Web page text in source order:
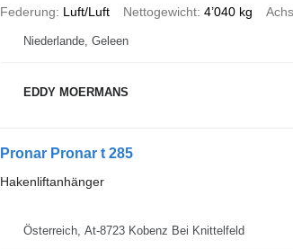
Federung
Luft/Luft Nettogewicht 4’040 kg
Niederlande, Geleen
EDDY MOERMANS
Pronar Pronar t 285
Hakenliftanhänger
Österreich, At-8723 Kobenz Bei Knittelfeld